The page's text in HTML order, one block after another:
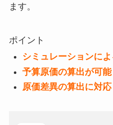
ます。
ポイント
シミュレーションに
予算原価の算出が可能
原価差異の算出に対応